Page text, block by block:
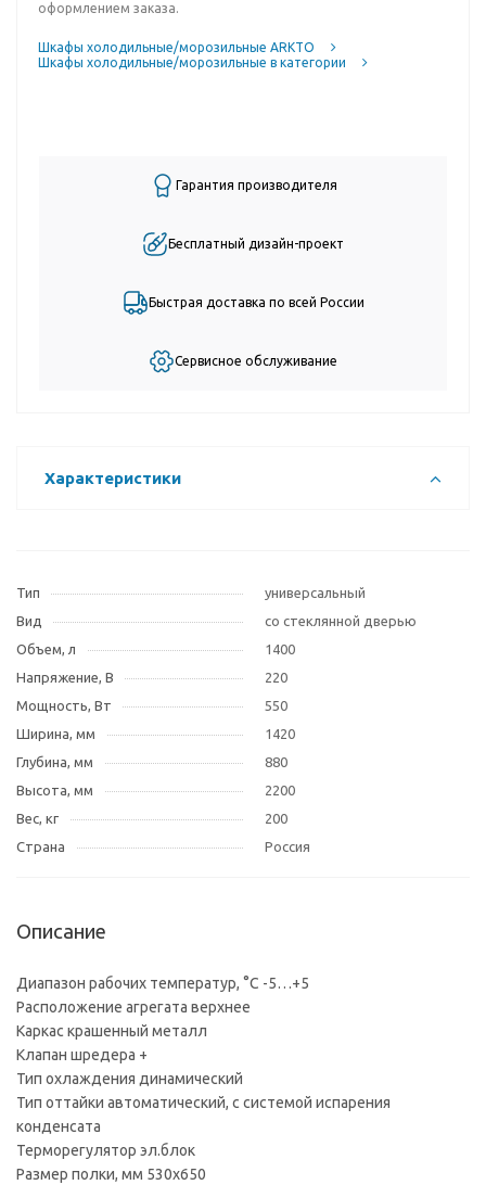
оформлением заказа.
Шкафы холодильные/морозильные ARKTO
Шкафы холодильные/морозильные в категории
Гарантия производителя
Бесплатный дизайн-проект
Быстрая доставка по всей России
Сервисное обслуживание
Характеристики
Тип
универсальный
Вид
со стеклянной дверью
Объем, л
1400
Напряжение, В
220
Мощность, Вт
550
Ширина, мм
1420
Глубина, мм
880
Высота, мм
2200
Вес, кг
200
Страна
Россия
Описание
Диапазон рабочих температур, °C -5…+5
Расположение агрегата верхнее
Каркас крашенный металл
Клапан шредера +
Тип охлаждения динамический
Тип оттайки автоматический, с системой испарения
конденсата
Терморегулятор эл.блок
Размер полки, мм 530x650